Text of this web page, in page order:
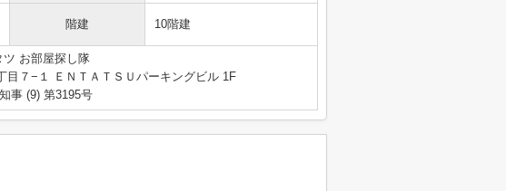
階建 10階建
ツ お部屋探し隊
目７−１ ＥＮＴＡＴＳＵパーキングビル 1F
事 (9) 第3195号